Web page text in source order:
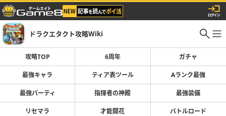
ドラクエタクト攻略Wiki
攻略TOP 6周年 ガチャ
最強キャラ ティア表ツール Aランク最強
最強パーティ 指揮者の神殿 最強装備
リセマラ 才能開花 バトルロード